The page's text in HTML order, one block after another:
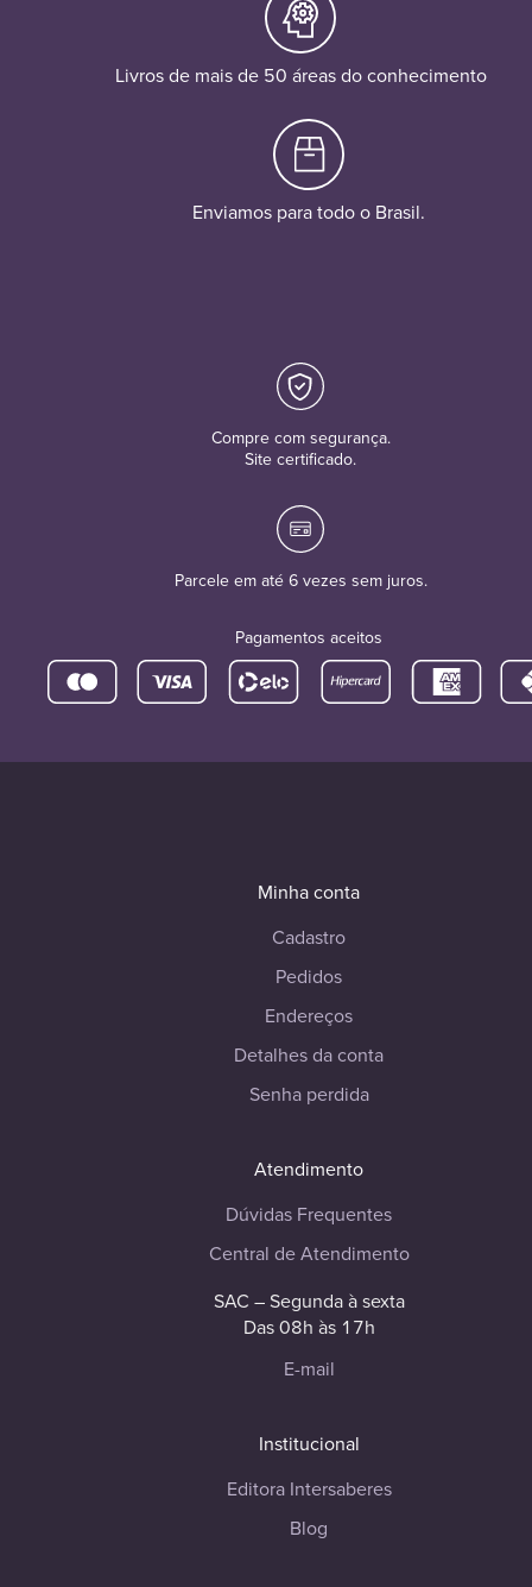
Livros de mais de 50 áreas do conhecimento
Enviamos para todo o Brasil.
Compre com segurança.
Site certificado.
Parcele em até 6 vezes sem juros.
Pagamentos aceitos
Minha conta
Cadastro
Pedidos
Endereços
Detalhes da conta
Senha perdida
Atendimento
Dúvidas Frequentes
Central de Atendimento
SAC – Segunda à sexta
Das 08h às 17h
E-mail
Institucional
Editora Intersaberes
Blog